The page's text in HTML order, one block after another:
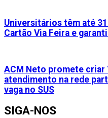
Universitários têm até
Cartão Via Feira e
ACM Neto promete criar
atendimento na rede
vaga no SUS
SIGA-NOS